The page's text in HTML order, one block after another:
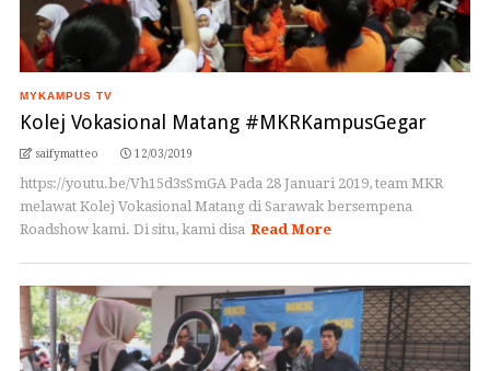
MYKAMPUS TV
Kolej Vokasional Matang #MKRKampusGegar
saifymatteo 12/03/2019
https://youtu.be/Vh15d3sSmGA Pada 28 Januari 2019, team MKR
melawat Kolej Vokasional Matang di Sarawak bersempena
Roadshow kami. Di situ, kami disa Read More